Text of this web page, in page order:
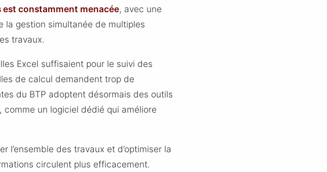
constamment menacée, avec une
la gestion simultanée de multiples
travaux.
Excel suffisaient pour le suivi des
de calcul demandent trop de
du BTP adoptent désormais des outils
un logiciel dédié qui améliore
l’ensemble des travaux et d’optimiser la
circulent plus efficacement.